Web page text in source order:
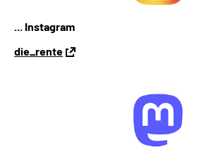
... Instagram
die_rente